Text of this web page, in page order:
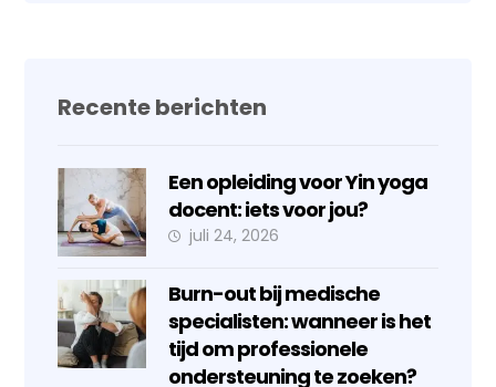
Recente berichten
Een opleiding voor Yin yoga
docent: iets voor jou?
juli 24, 2026
Burn-out bij medische
specialisten: wanneer is het
tijd om professionele
ondersteuning te zoeken?